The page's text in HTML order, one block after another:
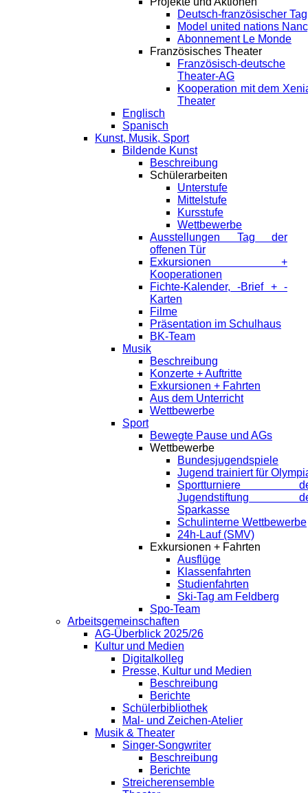
Deutsch-französischer Tag
Model united nations
Abonnement Le Monde
Französisches Theater
Französisch-deutsche
Theater-AG
Kooperation mit dem
Theater
Englisch
Spanisch
Kunst, Musik, Sport
Bildende Kunst
Beschreibung
Schülerarbeiten
Unterstufe
Mittelstufe
Kursstufe
Wettbewerbe
Ausstellungen Tag der
offenen Tür
Exkursionen +
Kooperationen
Fichte-Kalender, -Brief + -
Karten
Filme
Präsentation im Schulhaus
BK-Team
Musik
Beschreibung
Konzerte + Auftritte
Exkursionen + Fahrten
Aus dem Unterricht
Wettbewerbe
Sport
Bewegte Pause und AGs
Wettbewerbe
Bundesjugendspiele
Jugend trainiert für
Sportturniere
Jugendstiftung
Sparkasse
Schulinterne Wettbewerbe
24h-Lauf (SMV)
Exkursionen + Fahrten
Ausflüge
Klassenfahrten
Studienfahrten
Ski-Tag am Feldberg
Spo-Team
Arbeitsgemeinschaften
AG-Überblick 2025/26
Kultur und Medien
Digitalkolleg
Presse, Kultur und Medien
Beschreibung
Berichte
Schülerbibliothek
Mal- und Zeichen-Atelier
Musik & Theater
Singer-Songwriter
Beschreibung
Berichte
Streicherensemble